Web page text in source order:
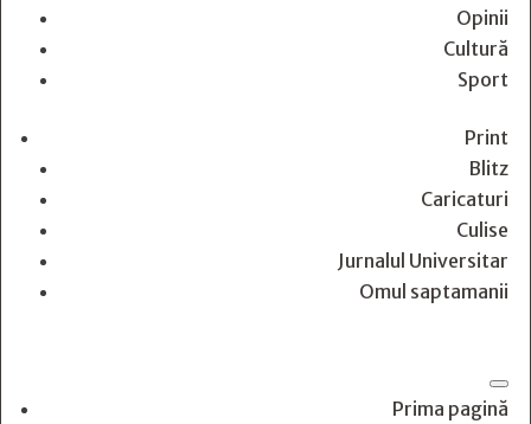
Opinii
Cultură
Sport
Print
Blitz
Caricaturi
Culise
Jurnalul Universitar
Omul saptamanii
Prima pagină